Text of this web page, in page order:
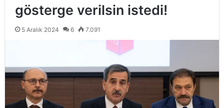
gösterge verilsin istedi!
5 Aralık 2024 6 7.091